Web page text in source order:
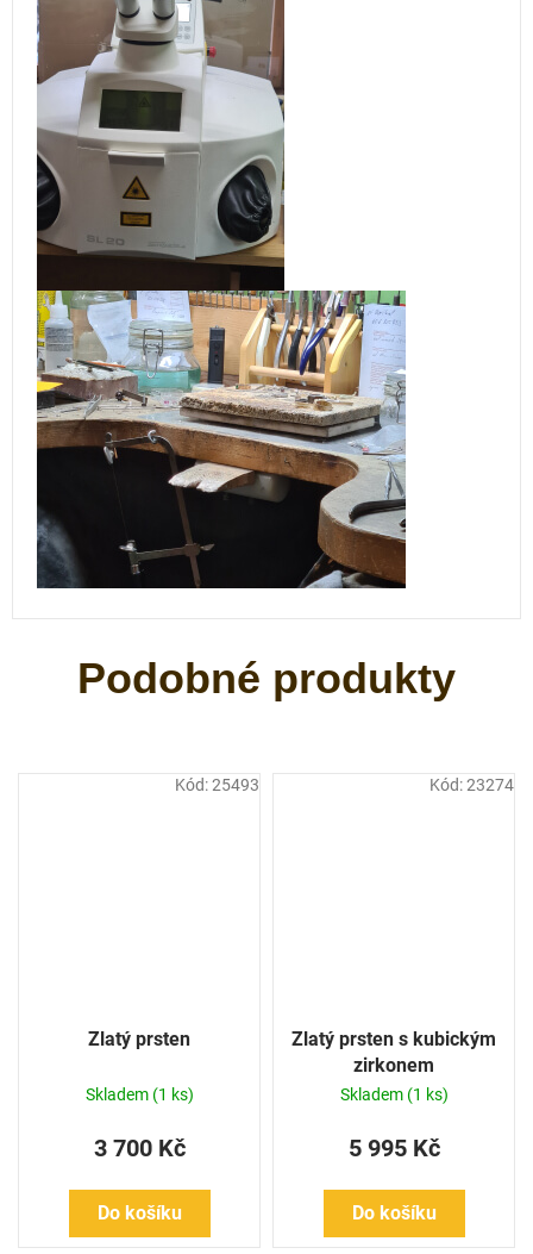
Zlatý prsten
Skladem (1 ks)
3 700 Kč
Do košíku
Kód:25493
Zlatý prsten s kubickým
zirkonem
Skladem (1 ks)
5 995 Kč
Do košíku
Kód:23274